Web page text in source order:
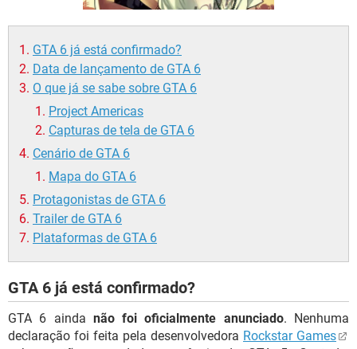
GTA 6 já está confirmado?
Data de lançamento de GTA 6
O que já se sabe sobre GTA 6
Project Americas
Capturas de tela de GTA 6
Cenário de GTA 6
Mapa do GTA 6
Protagonistas de GTA 6
Trailer de GTA 6
Plataformas de GTA 6
GTA 6 já está confirmado?
GTA 6 ainda não foi oficialmente anunciado. Nenhuma
declaração foi feita pela desenvolvedora Rockstar Games